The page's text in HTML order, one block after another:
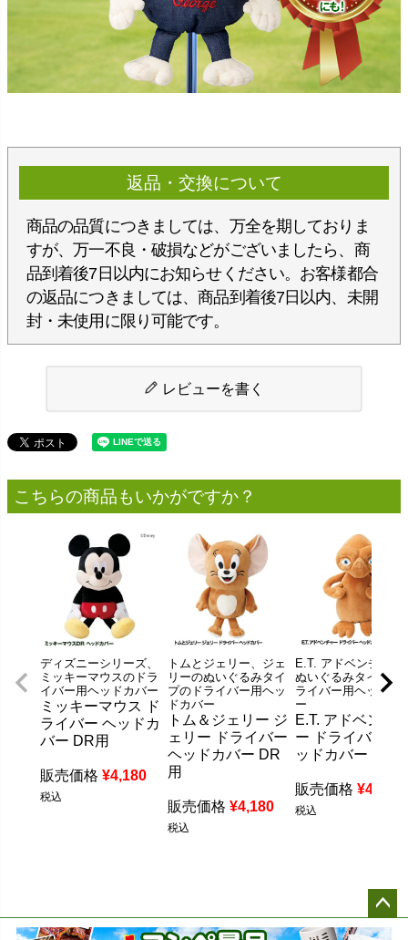
返品・交換について
商品の品質につきましては、万全を期しておりま
すが、万一不良・破損などがございましたら、商
品到着後7日以内にお知らせください。お客様都合
の返品につきましては、商品到着後7日以内、未開
封・未使用に限り可能です。
レビューを書く
こちらの商品もいかがですか？
ディズニーシリーズ、
ミッキーマウスのドラ
イバー用ヘッドカバー
ミッキーマウス ド
ライバー ヘッドカ
バー DR用
販売価格 ¥4,180
税込
トムとジェリー、ジェ
リーのぬいぐるみタイ
プのドライバー用ヘッ
ドカバー
トム＆ジェリー ジ
ェリー ドライバー
ヘッドカバー DR
用
販売価格 ¥4,180
税込
E.T. アドベンチャー
ぬいぐるみタイプの
ライバー用ヘッドカ
ー
E.T. アドベンチ
ー ドライバー ヘ
ッドカバー DR用
販売価格 ¥4,180
税込
ペー